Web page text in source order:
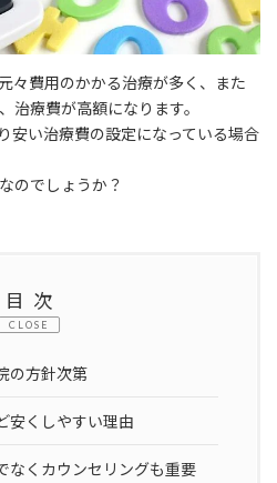
々費用のかかる治療が多く、また
治療費が高額になります。
安い治療費の設定になっている場合
のでしょうか？
目次
CLOSE
の方針次第
安くしやすい理由
なくカウンセリングも重要